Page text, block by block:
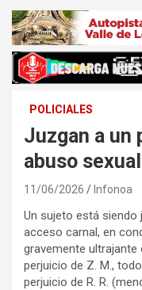
POLICIALES
Juzgan a un
abuso
11/06/2026 Infonoa
Un sujeto está siendo
acceso carnal, en
gravemente ultrajante
perjuicio de Z. M.,
perjuicio de R. R.